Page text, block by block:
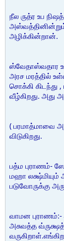
நீல ருத்ர உப
அழிக்கின்றான்.
ஸ்வேதாஸ்வதார
அரச மரத்தில்
சொக்கி கிடந்து
வீழ்கிறது. அது
( பரமாத்மாவை
விடுகிறது.
பத்ம புராணம்-
மஹா லக்ஷ்மியும்
படுவோருக்கு
வாமன
அசுவத்த